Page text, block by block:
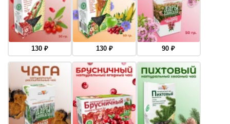
130₽ 130 ₽ 90₽